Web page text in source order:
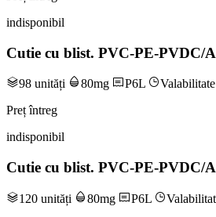
indisponibil
Cutie cu blist. PVC-PE-PVDC/
98 unități 80mg P6L
Preț întreg
indisponibil
Cutie cu blist. PVC-PE-PVDC/
120 unități 80mg P6L